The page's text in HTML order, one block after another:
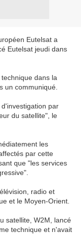
Eutelsat a
Eutelsat jeudi dans
dans la
un communiqué.
par
du satellite", le
les
par cette
que "les services
radio et
et le Moyen-Orient.
satellite, W2M, lancé
technique et n'avait